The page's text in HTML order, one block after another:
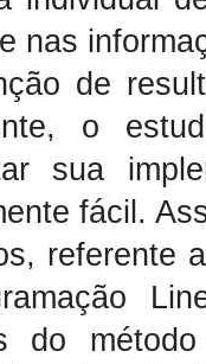
nas
de
o
sua
fácil.
referente
do